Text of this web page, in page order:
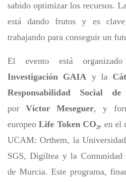
sabido optimizar los recursos.
está dando frutos y es
trabajando para conseguir un
El evento está
Investigación GAIA y la
Responsabilidad Social
porVíctor Meseguer, y
europeoLife Token CO₂, en el
UCAM: Orthem, la
SGS, Digiltea y la Comunidad
de Murcia. Este programa,